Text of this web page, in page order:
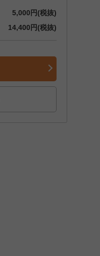
5,000円(税抜)
14,400円(税抜)